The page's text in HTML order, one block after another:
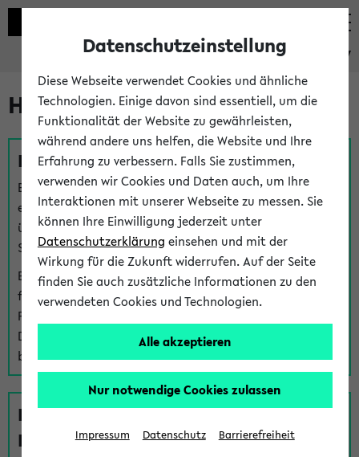
eKVV
Hilfe & Kontakt
Fragen zu einzelnen Veranstaltungen
Bei inhaltlichen und organisatorischen Fragen zu
einzelnen Veranstaltungen finden Sie Ansprechpersonen
über denFragen-Link bei jeder Veranstaltung. Der BIS
Support kann hier meist keine direkte Hilfe leisten.
Bei Veranstaltungen mit eKVV Teilnahmemanagement
finden Sie eine Auskunft über die Personen, die Ihre
Platzzuteilung im eKVV eingetragen haben, auf der
Detailseite zum Teilnahmemanagement der
betreffenden Veranstaltung.
Fragen zu im eKVV verwalteten
Räumen
Datenschutzeinstellung
Diese Webseite verwendet Cookies und ähnliche
Technologien. Einige davon sind essentiell, um die
Funktionalität der Website zu gewährleisten,
während andere uns helfen, die Website und Ihre
Erfahrung zu verbessern. Falls Sie zustimmen,
verwenden wir Cookies und Daten auch, um Ihre
Interaktionen mit unserer Webseite zu messen. Sie
können Ihre Einwilligung jederzeit unter
Datenschutzerklärung einsehen und mit der
Wirkung für die Zukunft widerrufen. Auf der Seite
finden Sie auch zusätzliche Informationen zu den
verwendeten Cookies und Technologien.
Alle akzeptieren
Nur notwendige Cookies zulassen
Impressum Datenschutz Barrierefreiheit